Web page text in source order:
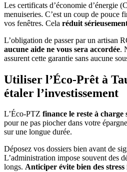
Les certificats d’économie d’énergie
menuiseries. C’est un coup de pouce
vos fenêtres. Cela réduit
L’obligation de passer par un artisan
aucune aide ne vous sera accordée.
assurent cette garantie sans aucune
Utiliser l’Éco-Prêt à
étaler l’investissement
L’Éco-PTZ finance le reste à charge
pour ne pas piocher dans votre
sur une longue durée.
Déposez vos dossiers bien avant de
L’administration impose souvent des
longs. Anticiper évite bien des stress